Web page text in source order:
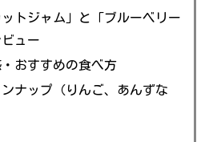
ットジャム」と「ブルーベリー
ュー
おすすめの食べ方
ナップ（りんご、あんずな